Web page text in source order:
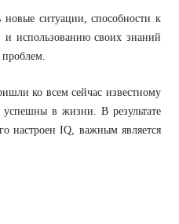
ситуации, способности к
использованию своих знаний
ко всем сейчас известному
в жизни. В результате
настроен IQ, важным является